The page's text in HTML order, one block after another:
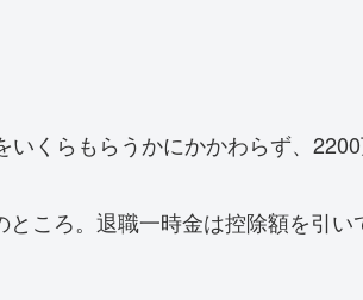
いくらもらうかにかかわらず、
ところ。退職一時金は控除額を引